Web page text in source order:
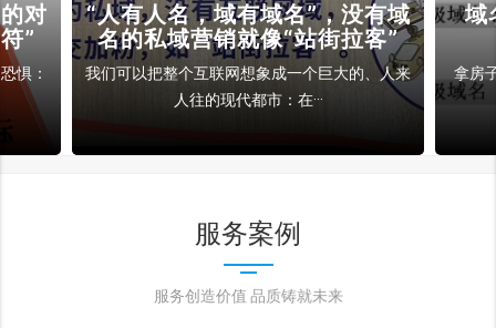
对
”
惧：
“人有人名，域有域名”，没有域
名的私域营销就像“站街拉客”
我们可以把整个互联网想象成一个巨大的、人来
人往的现代都市：在···
域
拿房
服务案例
服务创造价值 品质铸就未来